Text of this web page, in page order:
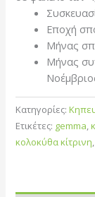
Εποχή
Μήνας
Μήνας
Κατηγορίες:
Ετικέτες: gemma,
κολοκύθα κίτρινη